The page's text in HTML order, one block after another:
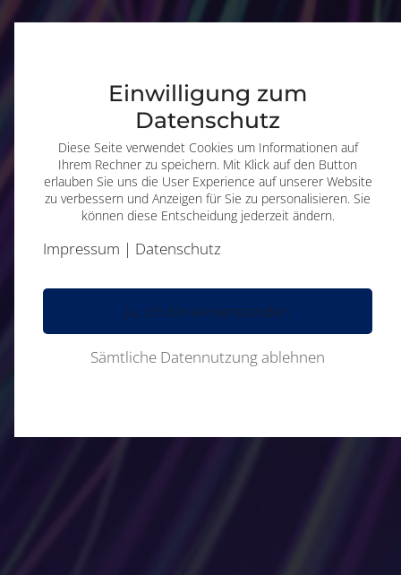
Einwilligung zum
Datenschutz
Diese Seite verwendet Cookies um Informationen auf
Ihrem Rechner zu speichern. Mit Klick auf den Button
erlauben Sie uns die User Experience auf unserer Website
zu verbessern und Anzeigen für Sie zu personalisieren. Sie
können diese Entscheidung jederzeit ändern.
Impressum | Datenschutz
Ja, ich bin einverstanden
Sämtliche Datennutzung ablehnen